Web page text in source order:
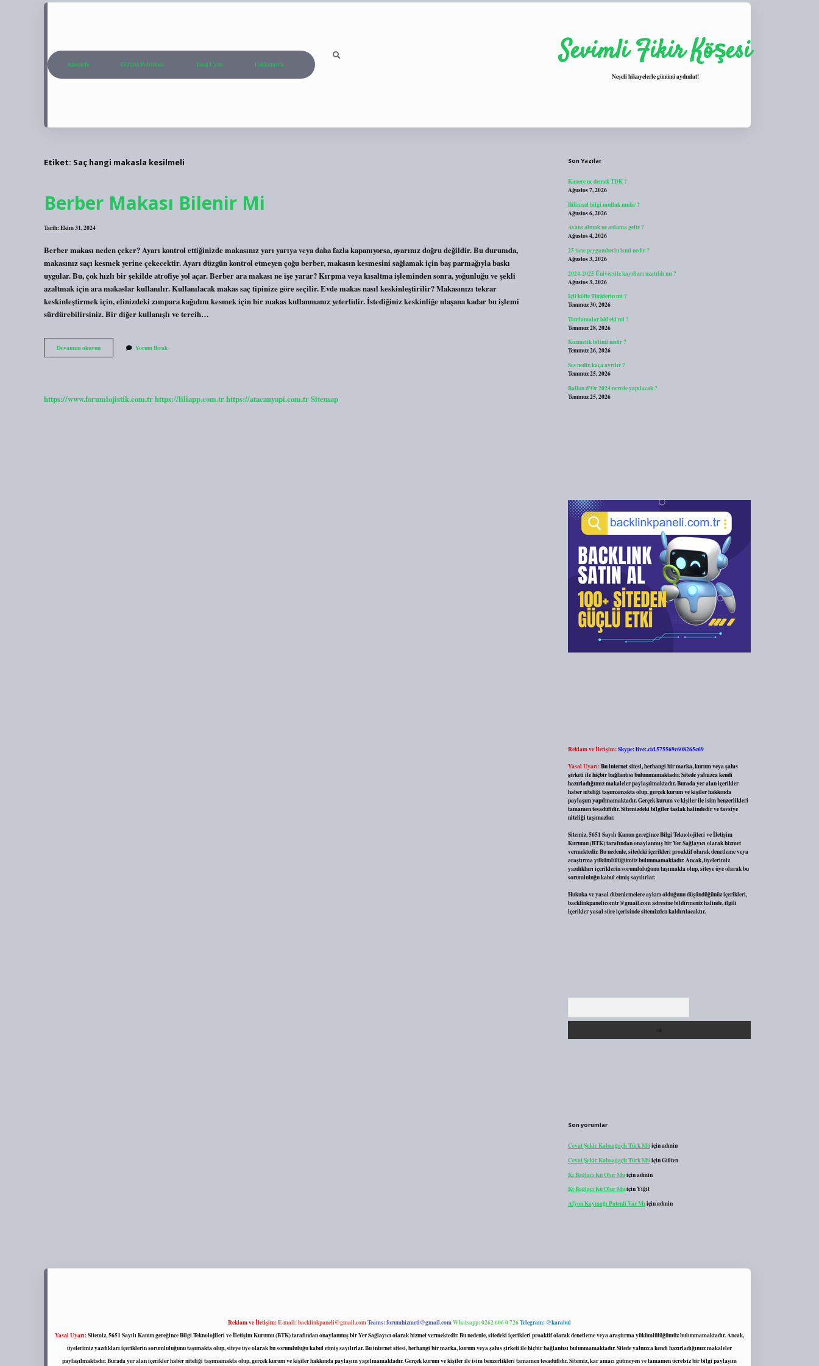
Anasayfa Gizlilik Politikası Yasal Uyarı Hakkımızda Sevimli Fikir Köşesi
Neşeli hikayelerle gününü aydınlat!
Etiket: Saç hangi makasla kesilmeli
Berber Makası Bilenir Mi
Tarih: Ekim 31, 2024
Berber makası neden çeker? Ayarı kontrol ettiğinizde makasınız yarı yarıya veya daha fazla kapanıyorsa, ayarınız doğru değildir. Bu durumda,
makasınız saçı kesmek yerine çekecektir. Ayarı düzgün kontrol etmeyen çoğu berber, makasın kesmesini sağlamak için baş parmağıyla baskı
uygular. Bu, çok hızlı bir şekilde atrofiye yol açar. Berber ara makası ne işe yarar? Kırpma veya kısaltma işleminden sonra, yoğunluğu ve şekli
azaltmak için ara makaslar kullanılır. Kullanılacak makas saç tipinize göre seçilir. Evde makas nasıl keskinleştirilir? Makasınızı tekrar
keskinleştirmek için, elinizdeki zımpara kağıdını kesmek için bir makas kullanmanız yeterlidir. İstediğiniz keskinliğe ulaşana kadar bu işlemi
sürdürebilirsiniz. Bir diğer kullanışlı ve tercih…
Devamını okuyunBerber
Makası
Yorum Bırak
https://www.forumlojistik.com.trhttps://liliapp.com.trhttps://atacanyapi.com.trSitemap
Son Yazılar
Kanere ne demek TDK ?
Ağustos 7, 2026
Bilimsel bilgi mutlak mıdır ?
Ağustos 6, 2026
Avans almak ne anlama gelir ?
Ağustos 4, 2026
25 tane peygamberin ismi nedir ?
Ağustos 3, 2026
2024-2025 Üniversite kayıtları uzatıldı mı ?
Ağustos 3, 2026
İçli köfte Türklerin mi ?
Temmuz 30, 2026
Tamlamalar hâl eki mi ?
Temmuz 28, 2026
Kozmetik bilimi nedir ?
Temmuz 26, 2026
Ses nedir, kaça ayrılır ?
Temmuz 25, 2026
Ballon d’Or 2024 nerede yapılacak ?
Temmuz 25, 2026
Reklam ve İletişim:Skype: live:.cid.575569c608265c69
Yasal Uyarı:Bu internet sitesi, herhangi bir marka, kurum veya şahıs
şirketi ile hiçbir bağlantısı bulunmamaktadır. Sitede yalnızca kendi
hazırladığımız makaleler paylaşılmaktadır. Burada yer alan içerikler
haber niteliği taşımamakta olup, gerçek kurum ve kişiler hakkında
paylaşım yapılmamaktadır. Gerçek kurum ve kişiler ile isim benzerlikleri
tamamen tesadüfidir. Sitemizdeki bilgiler taslak halindedir ve tavsiye
niteliği taşımazlar.
Sitemiz, 5651 Sayılı Kanun gereğince Bilgi Teknolojileri ve İletişim
Kurumu (BTK) tarafından onaylanmış bir Yer Sağlayıcı olarak hizmet
vermektedir. Bu nedenle, sitedeki içerikleri proaktif olarak denetleme veya
araştırma yükümlülüğümüz bulunmamaktadır. Ancak, üyelerimiz
yazdıkları içeriklerin sorumluluğunu taşımakta olup, siteye üye olarak bu
sorumluluğu kabul etmiş sayılırlar.
Hukuka ve yasal düzenlemelere aykırı olduğunu düşündüğünüz içerikleri,
backlinkpanelicomtr@gmail.comadresine bildirmeniz halinde, ilgili
içerikler yasal süre içerisinde sitemizden kaldırılacaktır.
Son yorumlar
Cevat Şakir Kabaağaçlı Türk Müiçinadmin
Cevat Şakir Kabaağaçlı Türk MüiçinGülten
Ki Bağlacı Kü Olur Muiçinadmin
Ki Bağlacı Kü Olur MuiçinYiğit
Afyon Kaymağı Patenti Var Mı içinadmin
Reklam ve İletişim:E-mail:backlinkpaneli@gmail.comTeams:forumhizmeti@gmail.comWhatsapp: 0262 606 0 726Telegram: @karabul
Yasal Uyarı:Sitemiz, 5651 Sayılı Kanun gereğince Bilgi Teknolojileri ve İletişim Kurumu (BTK) tarafından onaylanmış bir Yer Sağlayıcı olarak hizmet vermektedir. Bu nedenle, sitedeki içerikleri proaktif olarak denetleme veya araştırma yükümlülüğümüz bulunmamaktadır. Ancak,
üyelerimiz yazdıkları içeriklerin sorumluluğunu taşımakta olup, siteye üye olarak bu sorumluluğu kabul etmiş sayılırlar. Bu internet sitesi, herhangi bir marka, kurum veya şahıs şirketi ile hiçbir bağlantısı bulunmamaktadır. Sitede yalnızca kendi hazırladığımız makaleler
paylaşılmaktadır. Burada yer alan içerikler haber niteliği taşımamakta olup, gerçek kurum ve kişiler hakkında paylaşım yapılmamaktadır. Gerçek kurum ve kişiler ile isim benzerlikleri tamamen tesadüfidir. Sitemiz, kar amacı gütmeyen ve tamamen ücretsiz bir bilgi paylaşım